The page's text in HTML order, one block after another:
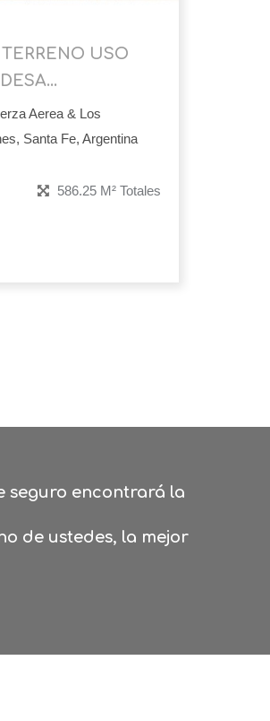
USO
Aerea & Los
Santa Fe, Argentina
586.25 M² Totales
seguro encontrará la
de ustedes, la mejor